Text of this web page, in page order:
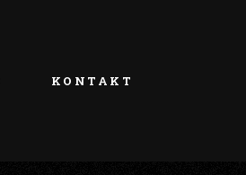
KONTAKT